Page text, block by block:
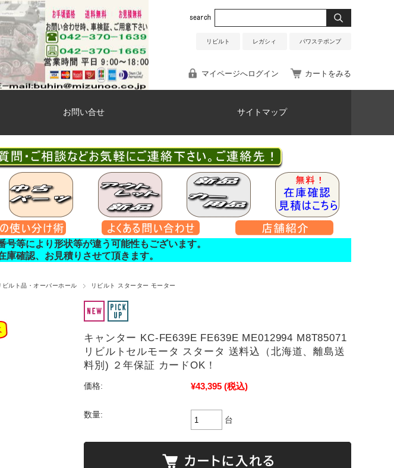
リビルト レガシィ パワステポンプ
マイページへログイン カートをみる
お問い合せ サイトマップ
等により形状等が違う可能性もございます。
確認、お見積りさせて頂きます。
ビルト品・オーバーホール リビルト スターター モーター
キャンター KC-FE639E FE639E ME012994 M8T85071
リビルトセルモータ スタータ 送料込（北海道、離島送
料別) ２年保証 カードOK！
価格: ¥43,395 (税込)
数量:
台